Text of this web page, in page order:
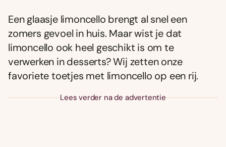
Een glaasje limoncello brengt al snel een
zomers gevoel in huis. Maar wist je dat
limoncello ook heel geschikt is om te
verwerken in desserts? Wij zetten onze
favoriete toetjes met limoncello op een rij.
Lees verder na de advertentie